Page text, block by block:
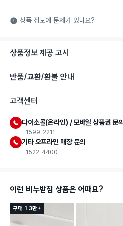
상품 정보에 문제가 있나요?
상품정보 제공 고시
반품/교환/환불 안내
고객센터
다이소몰(온라인) / 모바일 상품권 문의
1599-2211
기타 오프라인 매장 문의
1522-4400
이런 비누받침 상품은 어때요?
구매 1.3만+